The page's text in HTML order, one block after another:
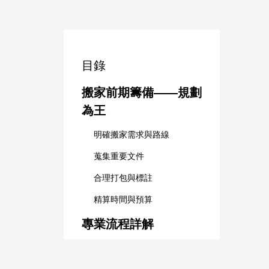
目錄
搬家前期籌備——規劃
為王
明確搬家需求與路線
蒐集重要文件
合理打包與標註
精算時間與預算
專業流程詳解